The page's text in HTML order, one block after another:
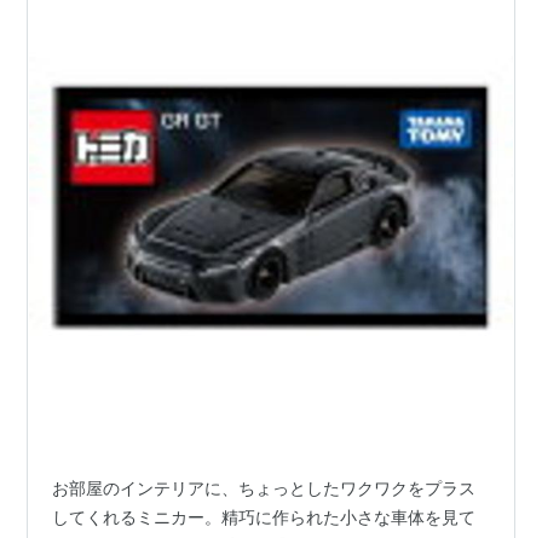
お部屋のインテリアに、ちょっとしたワクワクをプラス
してくれるミニカー。精巧に作られた小さな車体を見て